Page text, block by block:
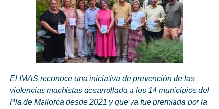
El IMAS reconoce una iniciativa de prevención de las
violencias machistas desarrollada a los 14 municipios del
Pla de Mallorca desde 2021 y que ya fue premiada por la